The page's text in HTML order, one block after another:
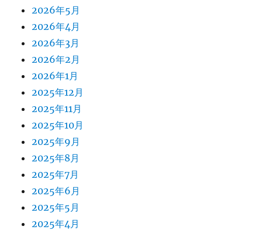
2026年5月
2026年4月
2026年3月
2026年2月
2026年1月
2025年12月
2025年11月
2025年10月
2025年9月
2025年8月
2025年7月
2025年6月
2025年5月
2025年4月